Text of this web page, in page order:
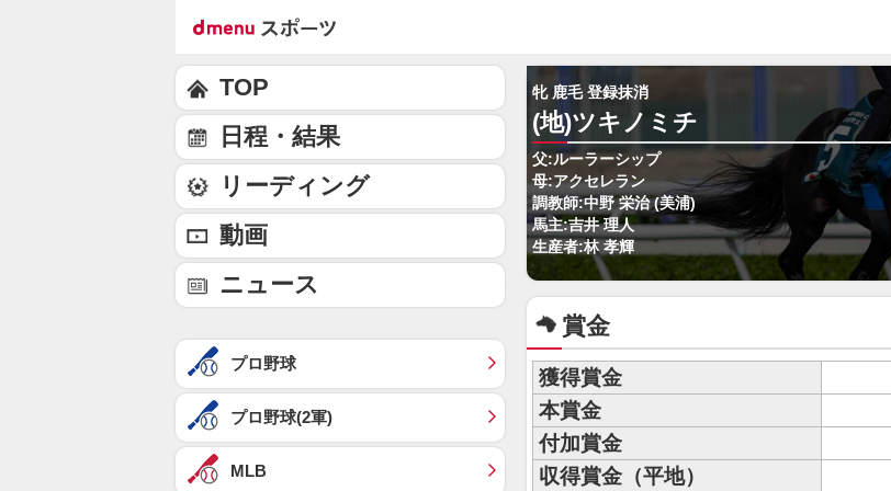
牝 鹿毛 登録抹消
(地)ツキノミチ
父:ルーラーシップ
母:アクセレラン
調教師:中野 栄治 (美浦)
馬主:吉井 理人
生産者:林 孝輝
賞金
獲得賞金
本賞金
付加賞金
収得賞金（平地）
TOP
日程・結果
リーディング
動画
ニュース
プロ野球
プロ野球(2軍)
MLB